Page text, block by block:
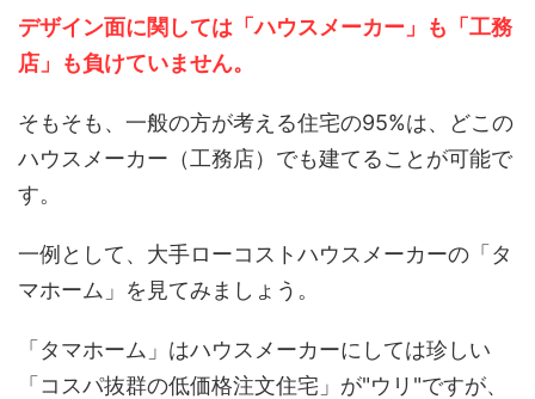
デザイン面に関しては「ハウスメーカー」も「工務
店」も負けていません。
そもそも、一般の方が考える住宅の95%は、どこの
ハウスメーカー（工務店）でも建てることが可能で
す。
一例として、大手ローコストハウスメーカーの「タ
マホーム」を見てみましょう。
「タマホーム」はハウスメーカーにしては珍しい
「コスパ抜群の低価格注文住宅」が"ウリ"ですが、